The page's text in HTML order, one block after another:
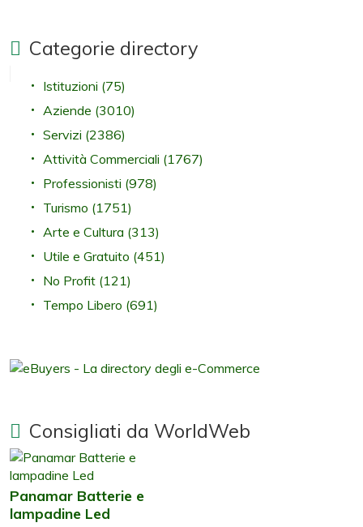
Categorie directory
Istituzioni (75)
Aziende (3010)
Servizi (2386)
Attività Commerciali (1767)
Professionisti (978)
Turismo (1751)
Arte e Cultura (313)
Utile e Gratuito (451)
No Profit (121)
Tempo Libero (691)
Consigliati da WorldWeb
Panamar Batterie e
lampadine Led